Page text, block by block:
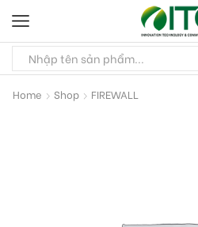
Home Shop FIREWALL